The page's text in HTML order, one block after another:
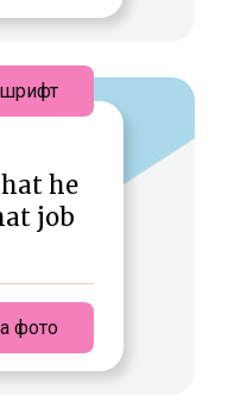
he
job
фото